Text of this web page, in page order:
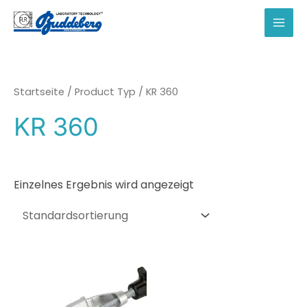
Zum
Inhalt
springen
Startseite / Product Typ / KR 360
KR 360
Einzelnes Ergebnis wird angezeigt